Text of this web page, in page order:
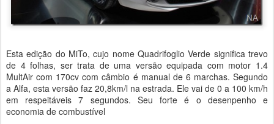
Esta edição do MiTo, cujo nome Quadrifoglio Verde significa trevo
de 4 folhas, ser trata de uma versão equipada com motor 1.4
MultAir com 170cv com câmbio é manual de 6 marchas. Segundo
a Alfa, esta versão faz 20,8km/l na estrada. Ele vai de 0 a 100 km/h
em respeitáveis 7 segundos. Seu forte é o desenpenho e
economia de combustível